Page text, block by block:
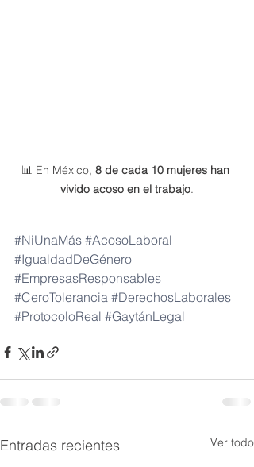
📊 En México, 8 de cada 10 mujeres han
vivido acoso en el trabajo.
#NiUnaMás #AcosoLaboral
#IgualdadDeGénero
#EmpresasResponsables
#CeroTolerancia #DerechosLaborales
#ProtocoloReal #GaytánLegal
Entradas recientes Ver todo